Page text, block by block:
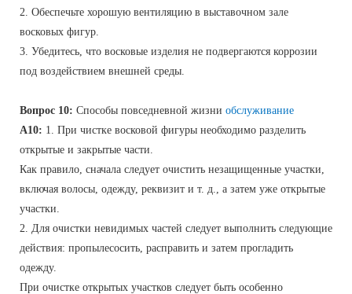
2. Обеспечьте хорошую вентиляцию в выставочном зале
восковых фигур.
3. Убедитесь, что восковые изделия не подвергаются коррозии
под воздействием внешней среды.
Вопрос 10: Способы повседневной жизни обслуживание
A10: 1. При чистке восковой фигуры необходимо разделить
открытые и закрытые части.
Как правило, сначала следует очистить незащищенные участки,
включая волосы, одежду, реквизит и т. д., а затем уже открытые
участки.
2. Для очистки невидимых частей следует выполнить следующие
действия: пропылесосить, расправить и затем прогладить
одежду.
При очистке открытых участков следует быть особенно